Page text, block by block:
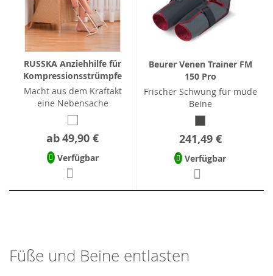
RUSSKA Anziehhilfe für
Kompressionsstrümpfe
Macht aus dem Kraftakt
eine Nebensache
ab49,90 €
Verfügbar
Beurer Venen Trainer FM
150 Pro
Frischer Schwung für müde
Beine
241,49 €
Verfügbar
Füße und Beine entlasten